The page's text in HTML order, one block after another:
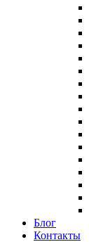
Блог
Контакты